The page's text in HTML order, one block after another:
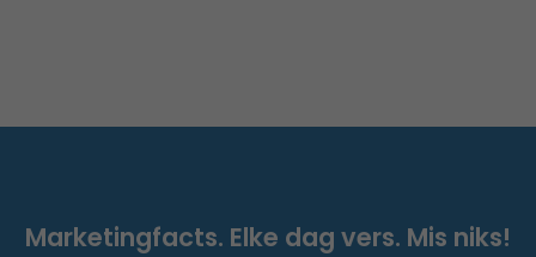
Marketingfacts. Elke dag vers. Mis niks!